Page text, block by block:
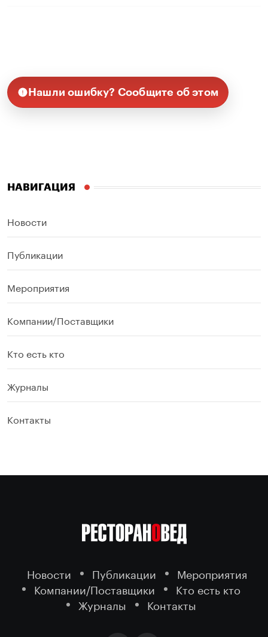
Нашли ошибку? Сообщите об этом
НАВИГАЦИЯ
Новости
Публикации
Мероприятия
Компании/Поставщики
Кто есть кто
Журналы
Контакты
Новости Публикации
Мероприятия
Компании/Поставщики
Кто есть кто
Журналы
Контакты